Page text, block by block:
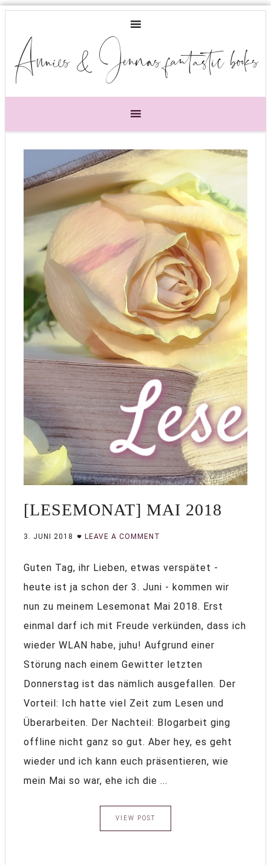
Annies & Jennas fantastic books
[LESEMONAT] MAI 2018
3. JUNI 2018 LEAVE A COMMENT
Guten Tag, ihr Lieben, etwas verspätet -
heute ist ja schon der 3. Juni - kommen wir
nun zu meinem Lesemonat Mai 2018. Erst
einmal darf ich mit Freude verkünden, dass ich
wieder WLAN habe, juhu! Aufgrund einer
Störung nach einem Gewitter letzten
Donnerstag ist das nämlich ausgefallen. Der
Vorteil: Ich hatte viel Zeit zum Lesen und
Überarbeiten. Der Nachteil: Blogarbeit ging
offline nicht ganz so gut. Aber hey, es geht
wieder und ich kann euch präsentieren, wie
mein Mai so war, ehe ich die ...
VIEW POST